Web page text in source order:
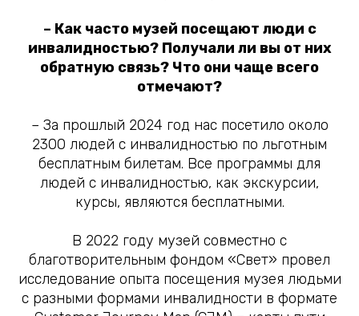
– Как часто музей посещают люди с
инвалидностью? Получали ли вы от них
обратную связь? Что они чаще всего
отмечают?
– За прошлый 2024 год нас посетило около
2300 людей с инвалидностью по льготным
бесплатным билетам. Все программы для
людей с инвалидностью, как экскурсии,
курсы, являются бесплатными.
В 2022 году музей совместно с
благотворительным фондом «Свет» провел
исследование опыта посещения музея людьми
с разными формами инвалидности в формате